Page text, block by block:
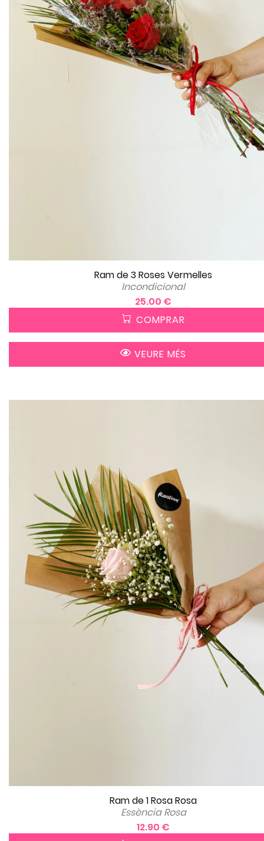
Ram de 3 Roses Vermelles
Incondicional
25.00 €
COMPRAR
VEURE MÉS
Ram de 1 Rosa Rosa
Essència Rosa
12.90 €